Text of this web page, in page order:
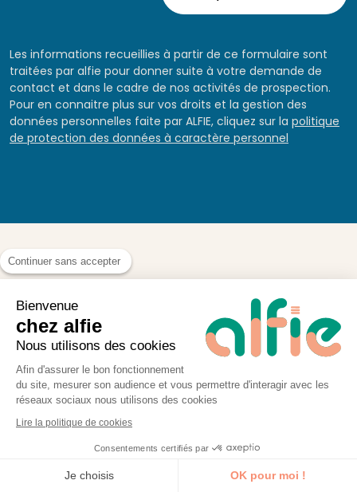
Les informations recueillies à partir de ce formulaire sont
traitées par alfie pour donner suite à votre demande de
contact et dans le cadre de nos activités de prospection.
Pour en connaitre plus sur vos droits et la gestion des
données personnelles faite par ALFIE, cliquez sur la politique
de protection des données à caractère personnel
Les autres formations
similaires
Formation Réseaux Sociaux : pour
Continuer sans accepter
Bienvenue
chez alfie
Nous utilisons des cookies
Afin d'assurer le bon fonctionnement
du site, mesurer son audience et vous permettre d'interagir avec les
réseaux sociaux nous utilisons des cookies
Lire la politique de cookies
Consentements certifiés par
Je choisis OK pour moi !